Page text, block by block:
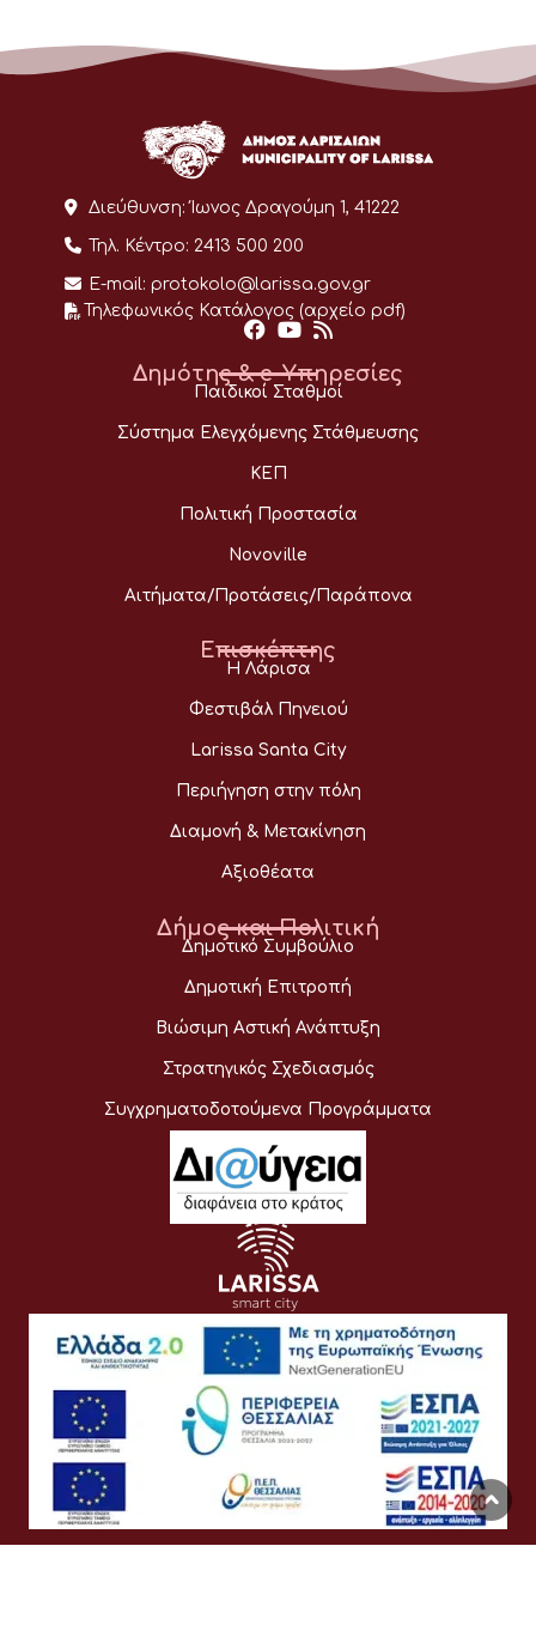
Διεύθυνση: Ίωνος Δραγούμη 1, 41222
Τηλ. Κέντρο: 2413 500 200
E-mail: protokolo@larissa.gov.gr
Τηλεφωνικός Κατάλογος (αρχείο pdf)
Δημότης & e-Υπηρεσίες
Παιδικοί Σταθμοί
Σύστημα Ελεγχόμενης Στάθμευσης
ΚΕΠ
Πολιτική Προστασία
Novoville
Αιτήματα/Προτάσεις/Παράπονα
Επισκέπτης
Η Λάρισα
Φεστιβάλ Πηνειού
Larissa Santa City
Περιήγηση στην πόλη
Διαμονή & Μετακίνηση
Αξιοθέατα
Δήμος και Πολιτική
Δημοτικό Συμβούλιο
Δημοτική Επιτροπή
Βιώσιμη Αστική Ανάπτυξη
Στρατηγικός Σχεδιασμός
Συγχρηματοδοτούμενα Προγράμματα